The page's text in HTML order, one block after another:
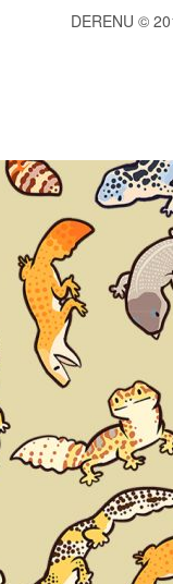
DERENU ©